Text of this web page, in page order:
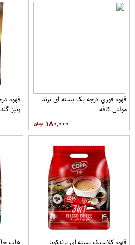
قهوه فوري درجه یک بسته ای برند
مولتي کافه
۱۸۰,۰۰۰
ونيز گلد
قهوه کلاسيک بسته ای برندکوپا